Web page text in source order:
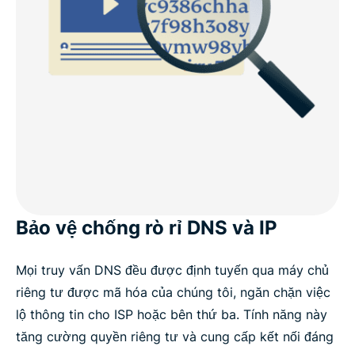
Bảo vệ chống rò rỉ DNS và IP
Mọi truy vấn DNS đều được định tuyến qua máy chủ
riêng tư được mã hóa của chúng tôi, ngăn chặn việc
lộ thông tin cho ISP hoặc bên thứ ba. Tính năng này
tăng cường quyền riêng tư và cung cấp kết nối đáng